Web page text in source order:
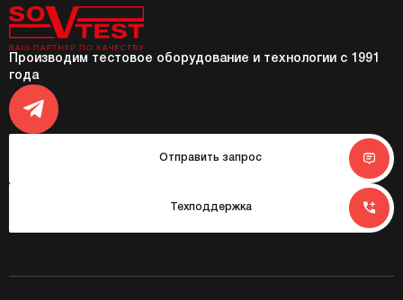
Производим тестовое оборудование и технологии с 1991
года
Отправить запрос
Техподдержка